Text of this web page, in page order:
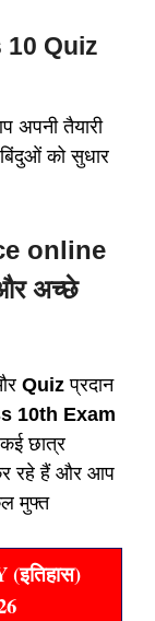
10 Quiz
तैयारी
को सुधार
online
अच्छे
Quiz प्रदान
10th Exam
छात्र
रहे हैं और आप
मुफ्त